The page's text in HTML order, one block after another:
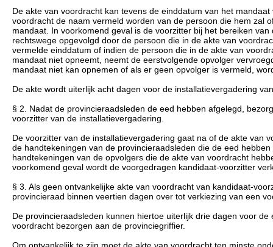
De akte van voordracht kan tevens de einddatum van het
voordracht de naam vermeld worden van de persoon die hem zal
mandaat. In voorkomend geval is de voorzitter bij het bereiken
rechtswege opgevolgd door de persoon die in de akte van
vermelde einddatum of indien de persoon die in de akte van
mandaat niet opneemt, neemt de eerstvolgende opvolger
mandaat niet kan opnemen of als er geen opvolger is vermeld,
De akte wordt uiterlijk acht dagen voor de installatievergadering
§ 2. Nadat de provincieraadsleden de eed hebben afgelegd,
voorzitter van de installatievergadering.
De voorzitter van de installatievergadering gaat na of de akte van
de handtekeningen van de provincieraadsleden die de eed
handtekeningen van de opvolgers die de akte van voordracht
voorkomend geval wordt de voorgedragen kandidaat-voorzitter
§ 3. Als geen ontvankelijke akte van voordracht van kandidaat-
provincieraad binnen veertien dagen over tot verkiezing van een
De provincieraadsleden kunnen hiertoe uiterlijk drie dagen voor
voordracht bezorgen aan de provinciegriffier.